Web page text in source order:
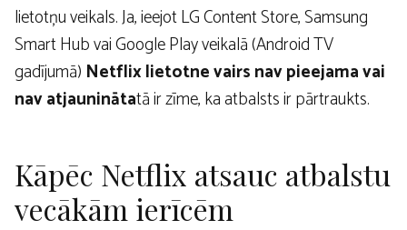
lietotņu veikals. Ja, ieejot LG Content Store, Samsung
Smart Hub vai Google Play veikalā (Android TV
gadījumā) Netflix lietotne vairs nav pieejama vai
nav atjauninātatā ir zīme, ka atbalsts ir pārtraukts.
Kāpēc Netflix atsauc atbalstu
vecākām ierīcēm